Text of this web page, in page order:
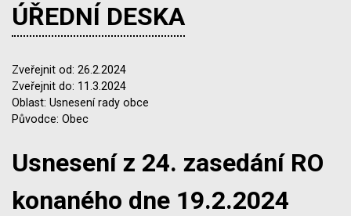
ÚŘEDNÍ DESKA
Zveřejnit od: 26.2.2024
Zveřejnit do: 11.3.2024
Oblast: Usnesení rady obce
Původce: Obec
Usnesení z 24. zasedání RO
konaného dne 19.2.2024